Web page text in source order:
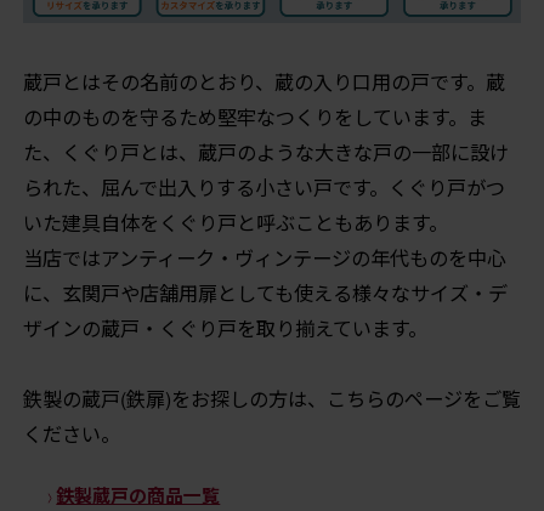
蔵戸とはその名前のとおり、蔵の入り口用の戸です。蔵
の中のものを守るため堅牢なつくりをしています。ま
た、くぐり戸とは、蔵戸のような大きな戸の一部に設け
られた、屈んで出入りする小さい戸です。くぐり戸がつ
いた建具自体をくぐり戸と呼ぶこともあります。
当店ではアンティーク・ヴィンテージの年代ものを中心
に、玄関戸や店舗用扉としても使える様々なサイズ・デ
ザインの蔵戸・くぐり戸を取り揃えています。
鉄製の蔵戸(鉄扉)をお探しの方は、こちらのページをご覧
ください。
鉄製蔵戸の商品一覧